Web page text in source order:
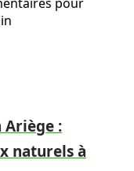
Ariège :
naturels à